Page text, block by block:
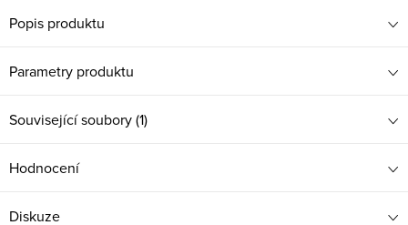
Popis produktu
Parametry produktu
Související soubory (1)
Hodnocení
Diskuze